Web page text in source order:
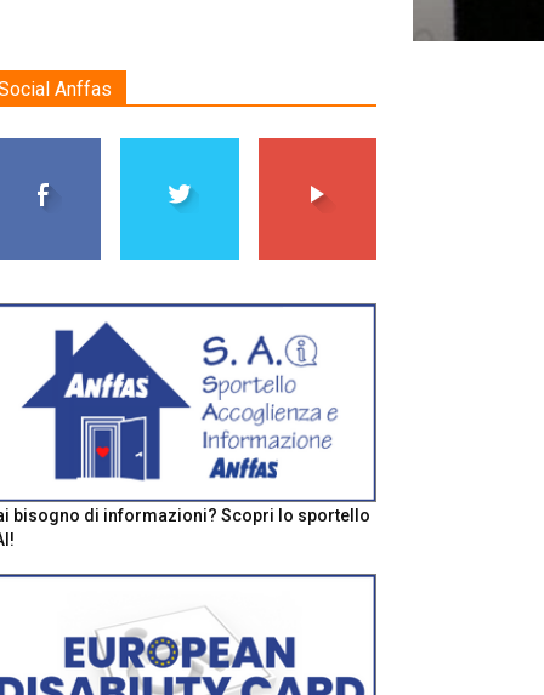
Anffas
bisogno di informazioni? Scopri lo sportello